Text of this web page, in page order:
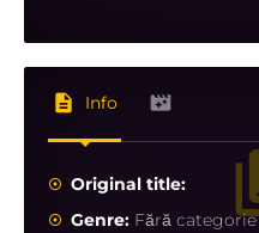
Info
Original title:
Genre: Fără categorie